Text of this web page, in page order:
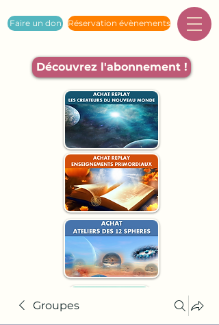
Faire un don Réservation évènements
Découvrez l'abonnement !
Groupes